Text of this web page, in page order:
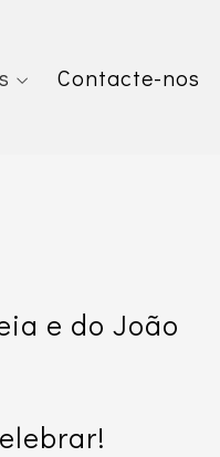
Contacte-nos
e do João